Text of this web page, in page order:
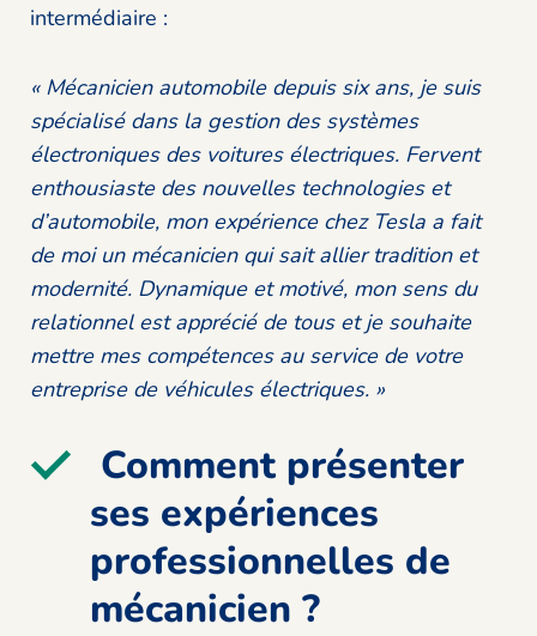
intermédiaire :
« Mécanicien automobile depuis six ans, je suis
spécialisé dans la gestion des systèmes
électroniques des voitures électriques. Fervent
enthousiaste des nouvelles technologies et
d’automobile, mon expérience chez Tesla a fait
de moi un mécanicien qui sait allier tradition et
modernité. Dynamique et motivé, mon sens du
relationnel est apprécié de tous et je souhaite
mettre mes compétences au service de votre
entreprise de véhicules électriques. »
Comment présenter
ses expériences
professionnelles de
mécanicien ?